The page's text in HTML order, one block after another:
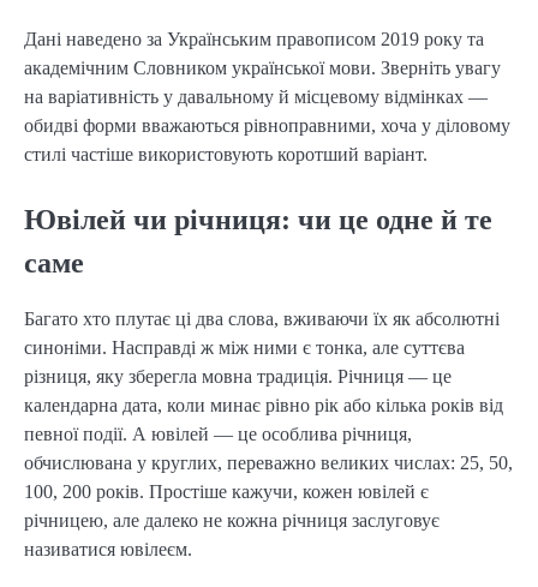
Дані наведено за Українським правописом 2019 року та
академічним Словником української мови. Зверніть увагу
на варіативність у давальному й місцевому відмінках —
обидві форми вважаються рівноправними, хоча у діловому
стилі частіше використовують коротший варіант.
Ювілей чи річниця: чи це одне й те
саме
Багато хто плутає ці два слова, вживаючи їх як абсолютні
синоніми. Насправді ж між ними є тонка, але суттєва
різниця, яку зберегла мовна традиція. Річниця — це
календарна дата, коли минає рівно рік або кілька років від
певної події. А ювілей — це особлива річниця,
обчислювана у круглих, переважно великих числах: 25, 50,
100, 200 років. Простіше кажучи, кожен ювілей є
річницею, але далеко не кожна річниця заслуговує
називатися ювілеєм.